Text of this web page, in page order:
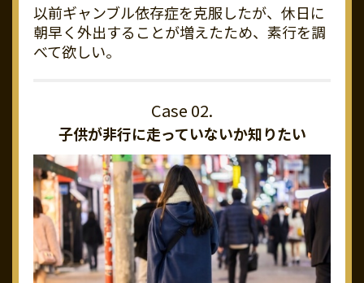
以前ギャンブル依存症を克服したが、休日に
朝早く外出することが増えたため、素行を調
べて欲しい。
子供が非行に走っていないか知りたい